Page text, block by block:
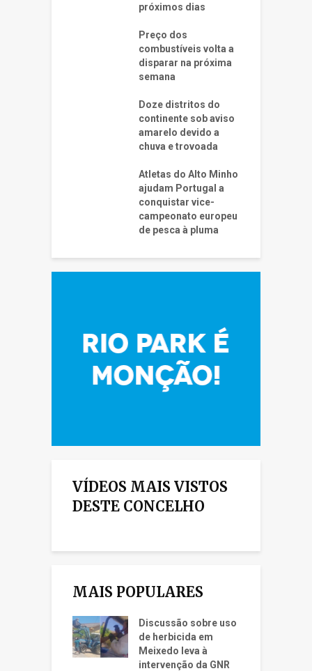
próximos dias
Preço dos
combustíveis volta a
disparar na próxima
semana
Doze distritos do
continente sob aviso
amarelo devido a
chuva e trovoada
Atletas do Alto Minho
ajudam Portugal a
conquistar vice-
campeonato europeu
de pesca à pluma
VÍDEOS MAIS VISTOS
DESTE CONCELHO
MAIS POPULARES
Discussão sobre uso
de herbicida em
Meixedo leva à
intervenção da GNR